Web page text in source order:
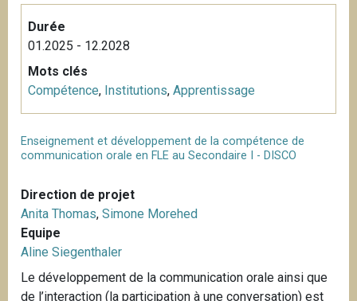
Durée
01.2025 - 12.2028
Mots clés
Compétence, Institutions, Apprentissage
Enseignement et développement de la compétence de
communication orale en FLE au Secondaire I - DISCO
Direction de projet
Anita Thomas, Simone Morehed
Equipe
Aline Siegenthaler
Le développement de la communication orale ainsi que
de l’interaction (la participation à une conversation) est